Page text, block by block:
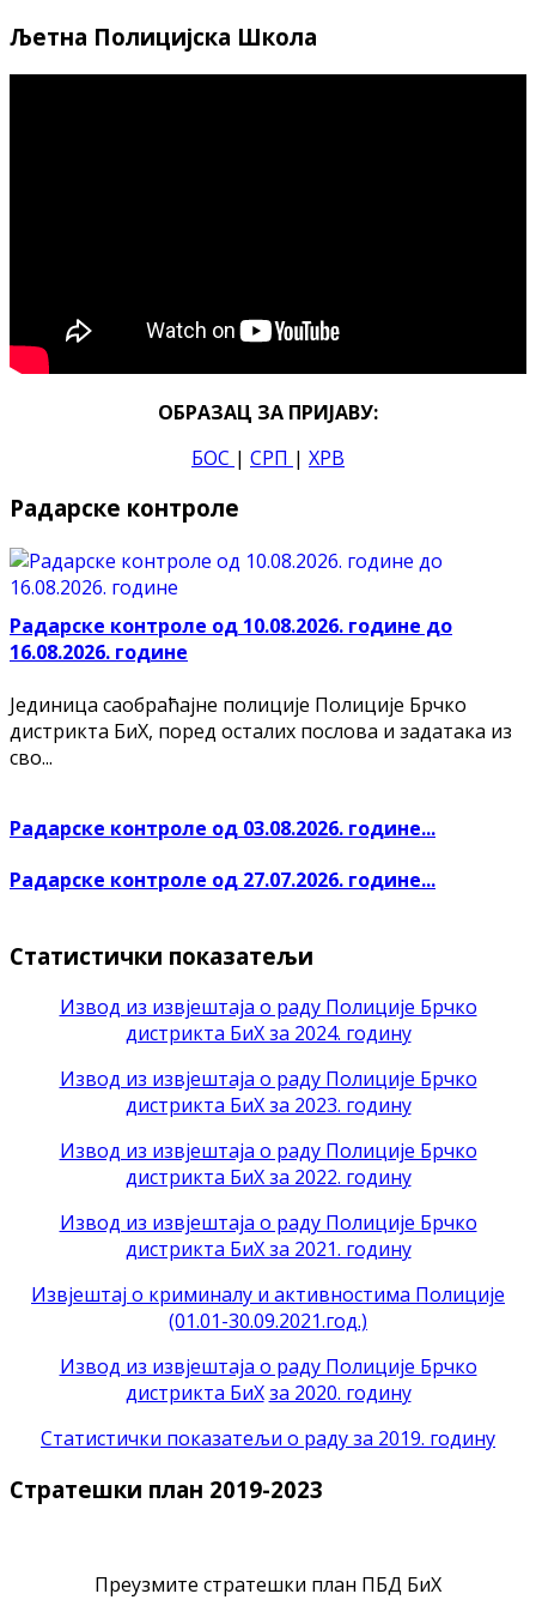
Љетна Полицијска Школа
ОБРАЗАЦ ЗА ПРИЈАВУ:
БОС | СРП | ХРВ
Радарске контроле
Радарске контроле од 10.08.2026. године до
16.08.2026. године
Јединица саобраћајне полиције Полиције Брчко
дистрикта БиХ, поред осталих послова и задатака из
сво...
Радарске контроле од 03.08.2026. године...
Радарске контроле од 27.07.2026. године...
Статистички показатељи
Извод из извјештаја о раду Полиције Брчко
дистрикта БиХ за 2024. годину
Извод из извјештаја о раду Полиције Брчко
дистрикта БиХ за 2023. годину
Извод из извјештаја о раду Полиције Брчко
дистрикта БиХ за 2022. годину
Извод из извјештаја о раду Полиције Брчко
дистрикта БиХ за 2021. годину
Извјештај о криминалу и активностима Полиције
(01.01-30.09.2021.год.)
Извод из извјештаја о раду Полиције Брчко
дистрикта БиХ за 2020. годину
Статистички показатељи о раду за 2019. годину
Стратешки план 2019-2023
Преузмите стратешки план ПБД БиХ